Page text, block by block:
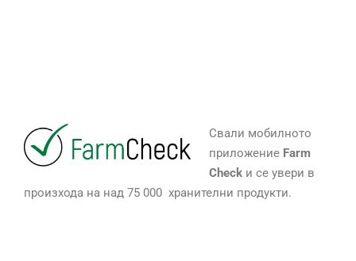
Свали мобилното
приложение Farm
Checkи се увери в
произхода на над 75 000 хранителни продукти.